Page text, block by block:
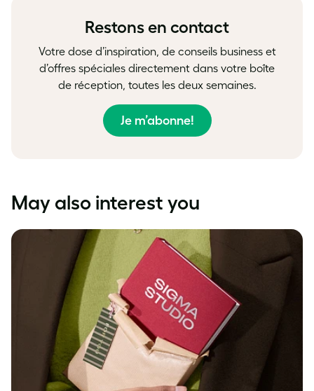
Restons en contact
Votre dose d’inspiration, de conseils business et
d’offres spéciales directement dans votre boîte
de réception, toutes les deux semaines.
Je m’abonne!
May also interest you